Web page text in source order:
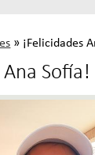
» ¡Felicidades
Sofía!